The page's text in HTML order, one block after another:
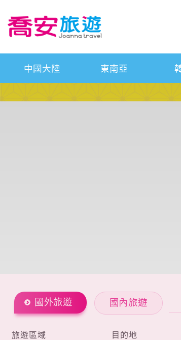
中國大陸 東南亞
國外旅遊 國內旅遊
旅遊區域 目的地